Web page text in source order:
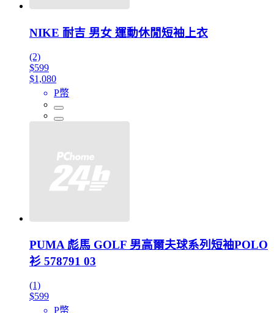
NIKE 耐吉 男女 運動休閒短袖上衣
(2)
$599
$1,080
P幣
PUMA 彪馬 GOLF 男高爾夫球系列短袖POLO
衫 578791 03
(1)
$599
P幣